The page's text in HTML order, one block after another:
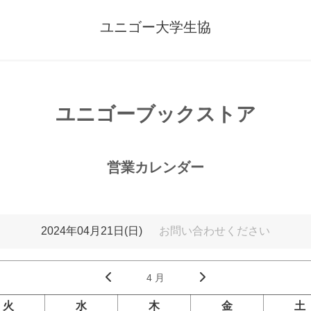
ユニゴー大学生協
ユニゴーブックストア
営業カレンダー
2024年04月21日(日) お問い合わせください
4 月
火 水 木 金 土